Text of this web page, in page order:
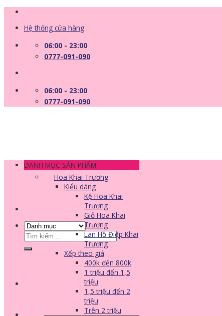
Skip
contentHệ thống cửa hàng
06:00 - 23:00
0777-091-090
06:00 - 23:00
0777-091-090
Tìm
kiếm:
DANH MỤC SẢN PHẨM
Hoa Khai Trương
Kiểu dáng
Kệ Hoa Khai
Trương
Giỏ Hoa Khai
Trương
Lan Hồ Điệp Khai
Trương
Xếp theo giá
400k đến 800k
1 triệu đến 1,5
triệu
1,5 triệu đến 2
triệu
Trên 2 triệu